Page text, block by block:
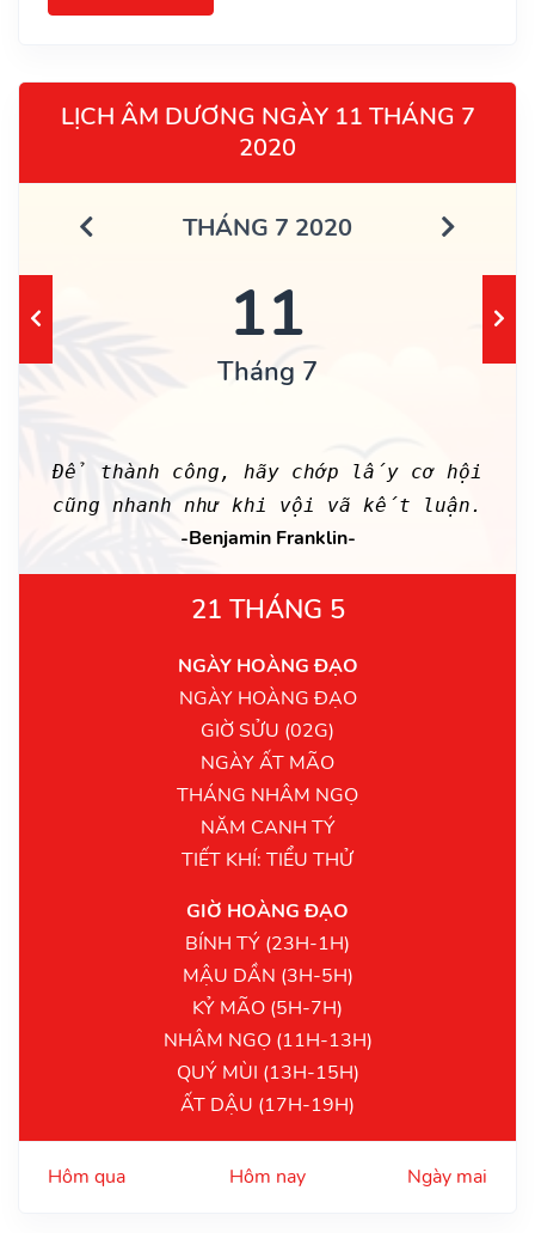
LỊCH ÂM DƯƠNG NGÀY 11 THÁNG 7
2020
THÁNG 7 2020
11
Tháng 7
Để thành công, hãy chớp lấy cơ hội
cũng nhanh như khi vội vã kết luận.
-Benjamin Franklin-
21 THÁNG 5
NGÀY HOÀNG ĐẠO
NGÀY HOÀNG ĐẠO
GIỜ SỬU (02G)
NGÀY ẤT MÃO
THÁNG NHÂM NGỌ
NĂM CANH TÝ
TIẾT KHÍ: TIỂU THỬ
GIỜ HOÀNG ĐẠO
BÍNH TÝ (23H-1H)
MẬU DẦN (3H-5H)
KỶ MÃO (5H-7H)
NHÂM NGỌ (11H-13H)
QUÝ MÙI (13H-15H)
ẤT DẬU (17H-19H)
Hôm qua Hôm nay Ngày mai